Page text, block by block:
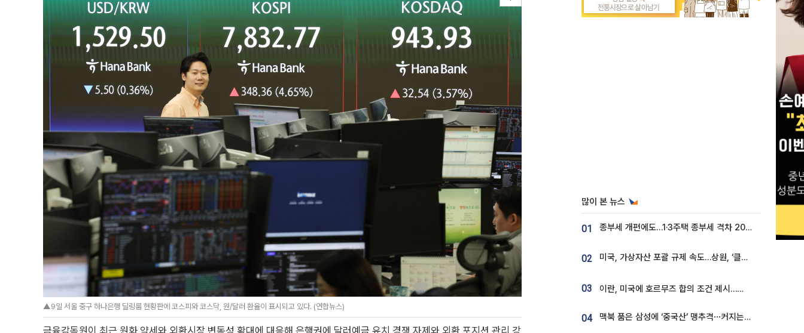
▲9일 서울 중구 하나은행 딜링룸 현황판에 코스피와 코스닥, 원/달러 환율이 표시되고 있다. (연합뉴스)
금융감독원이 최근 원화 약세와 외환시장 변동성 확대에 대응해 은행권에 달러예금 유치 경쟁 자제와 외환 포지션 관리 강
많이 본 뉴스
01 종부세 개편에도…1·3주택 종부세 격차 2028년부터 확대
02 미국, 가상자산 포괄 규제 속도…상원, ‘클래리티법’ 9월 절차투표 추진
03 이란, 미국에 호르무즈 합의 조건 제시…美 “경기 아직 안 끝나” [종합]
04 맥북 품은 삼성에 ‘중국산’ 맹추격⋯커지는 노트북 OLED 시장